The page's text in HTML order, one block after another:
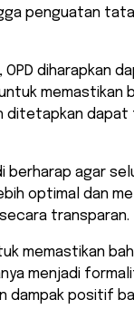
penguatan
OPD diharapkan
memastikan
ditetapkan dapat
berharap agar
optimal dan
transparan.
memastikan
menjadi
dampak positif